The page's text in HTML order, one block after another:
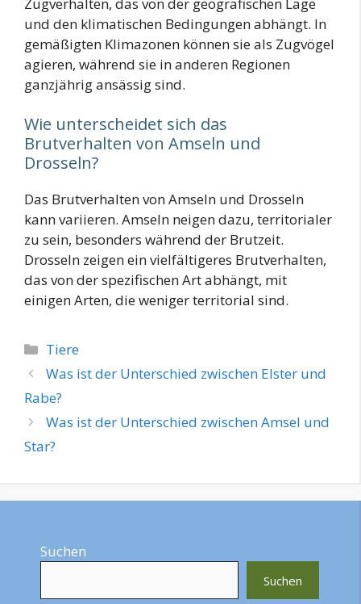
und den klimatischen Bedingungen abhängt. In
gemäßigten Klimazonen können sie als Zugvögel
agieren, während sie in anderen Regionen
ganzjährig ansässig sind.
Wie unterscheidet sich das
Brutverhalten von Amseln und
Drosseln?
Das Brutverhalten von Amseln und Drosseln
kann variieren. Amseln neigen dazu, territorialer
zu sein, besonders während der Brutzeit.
Drosseln zeigen ein vielfältigeres Brutverhalten,
das von der spezifischen Art abhängt, mit
einigen Arten, die weniger territorial sind.
Kategorien
Tiere
Was ist der Unterschied zwischen Elster und
Rabe?
Was ist der Unterschied zwischen Amsel und
Star?
Suchen
Suchen